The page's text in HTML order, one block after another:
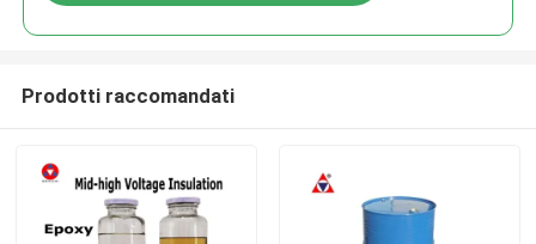
Prodotti raccomandati